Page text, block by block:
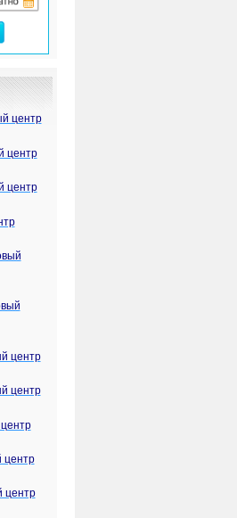
центр
центр
центр
центр
центр
центр
центр